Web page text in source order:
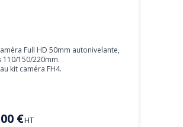
Full HD 50mm autonivelante,
110/150/220mm.
kit caméra FH4.
€HT